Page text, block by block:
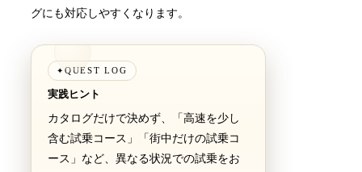
グにも対応しやすくなります。
✦QUEST LOG
実践ヒント
カタログだけで決めず、「高速を少し
含む試乗コース」「街中だけの試乗コ
ース」など、異なる状況での試乗をお